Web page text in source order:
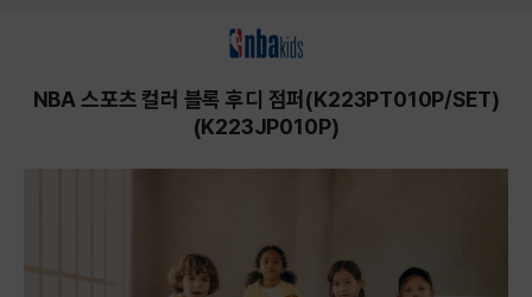
NBA 스포츠 컬러 블록 후디 점퍼(K223PT010P/SET)
(K223JP010P)